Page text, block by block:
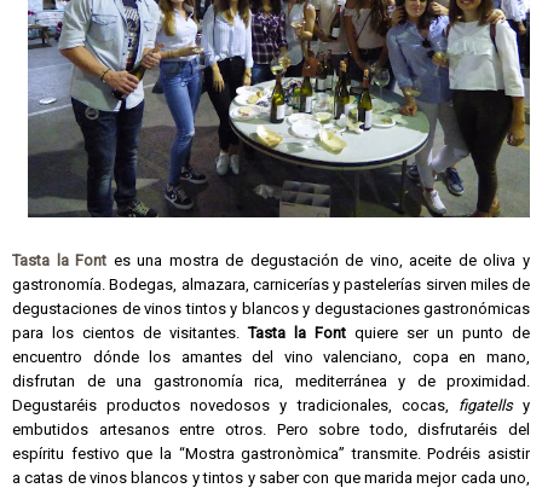
Tasta la Font es una mostra de degustación de vino, aceite de oliva y
gastronomía. Bodegas, almazara, carnicerías y pastelerías sirven miles de
degustaciones de vinos tintos y blancos y degustaciones gastronómicas
para los cientos de visitantes.Tasta la Font quiere ser un punto de
encuentro dónde los amantes del vino valenciano, copa en mano,
disfrutan de una gastronomía rica, mediterránea y de proximidad.
Degustaréis productos novedosos y tradicionales, cocas, figatellsy
embutidos artesanos entre otros. Pero sobre todo, disfrutaréis del
espíritu festivo que la “Mostra gastronòmica” transmite. Podréis asistir
a catas de vinos blancos y tintos y saber con que marida mejor cada uno,